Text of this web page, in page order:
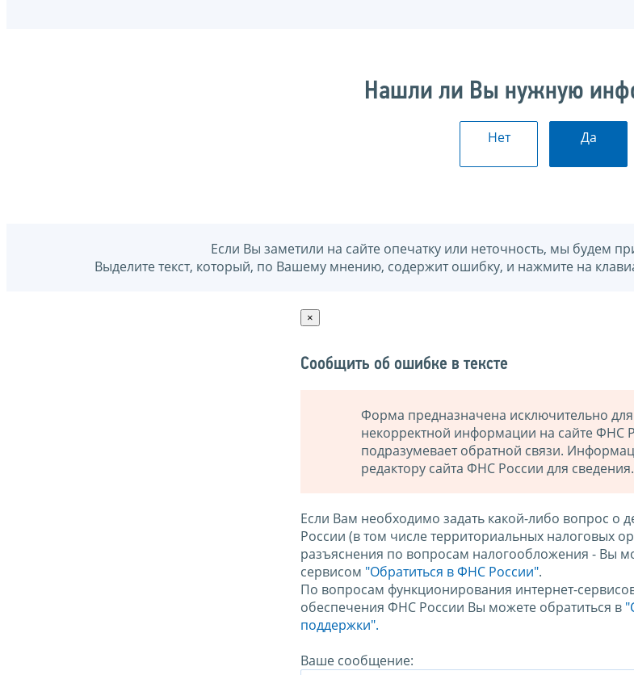
Нашли ли Вы нужную
Нет Да
Если Вы заметили на сайте опечатку или неточность, мы будем
Выделите текст, который, по Вашему мнению, содержит ошибку, и нажмите на
×
Сообщить об ошибке в тексте
Форма предназначена исключительно
некорректной информации на сайте ФНС
подразумевает обратной связи.
редактору сайта ФНС России для сведения.
Если Вам необходимо задать какой-либо вопрос о
России (в том числе территориальных налоговых
разъяснения по вопросам налогообложения - Вы
сервисом "Обратиться в ФНС России".
По вопросам функционирования интернет-
обеспечения ФНС России Вы можете обратиться в
поддержки".
Ваше сообщение: